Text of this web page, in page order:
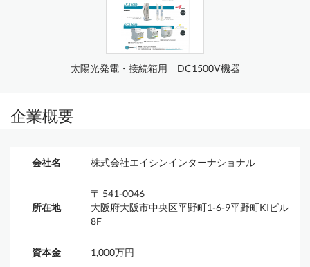
太陽光発電・接続箱用 DC1500V機器
企業概要
会社名 株式会社エイシンインターナショナル
所在地
〒 541-0046
大阪府大阪市中央区平野町1-6-9平野町KIビル
8F
資本金 1,000万円